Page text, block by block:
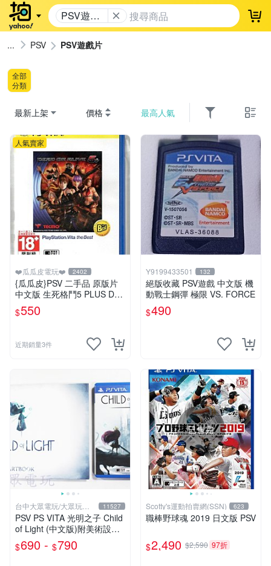
PSV遊戲
片
登
PSV PSV遊戲片
全部
分類
最新上架 價格 最高人氣
人氣賣家
❤️瓜瓜皮電玩❤️ 2402
{瓜瓜皮}PSV 二手品 原版片
中文版 生死格鬥5 PLUS Dea
d or Alive 5(遊戲都有回收)
$550
近期銷量3件
Y9199433501 132
絕版收藏 PSV遊戲 中文版 機
動戰士鋼彈 極限 VS. FORCE
$490
台中大眾電玩/大眾玩具
店
11527
PSV PS VITA 光明之子 Child
of Light (中文版)附美術設定
集(二手商品)【台中大眾電
玩】
$690 - $790
已售完
Scotty's運動拍賣網(SSN) 623
職棒野球魂 2019 日文版 PSV
$2,490 $2,590 97折